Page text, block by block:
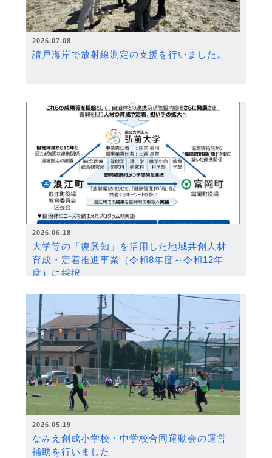
2026.07.08
請戸海岸で放射線測定の支援を行いました。
2026.06.18
大学等の「復興知」を活用した地域共創人材
育成・定着推進事業（令和8年度～令和12年
度）に採択
2026.05.19
なみえ創成小学校・中学校合同運動会の運営
補助を行いました